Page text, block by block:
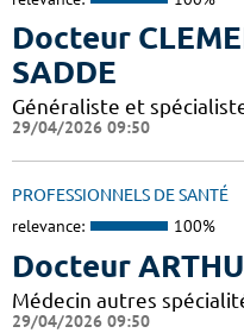
Docteur
SADDE
Généraliste et
29/04/2026 09:50
PROFESSIONNELS DE SANTÉ
relevance: 100%
Docteur
Médecin autres
29/04/2026 09:50